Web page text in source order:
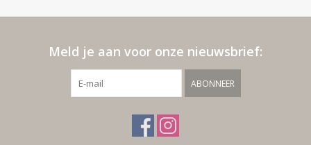
Meld je aan voor onze nieuwsbrief:
ABONNEER